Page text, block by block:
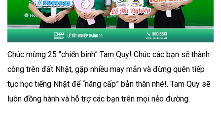
Chúc mừng 25 “chiến binh” Tam Quy! Chúc các bạn sẽ thành
công trên đất Nhật, gặp nhiều may mắn và đừng quên tiếp
tục học tiếng Nhật để “nâng cấp” bản thân nhé!. Tam Quy sẽ
luôn đồng hành và hỗ trợ các bạn trên mọi nẻo đường.